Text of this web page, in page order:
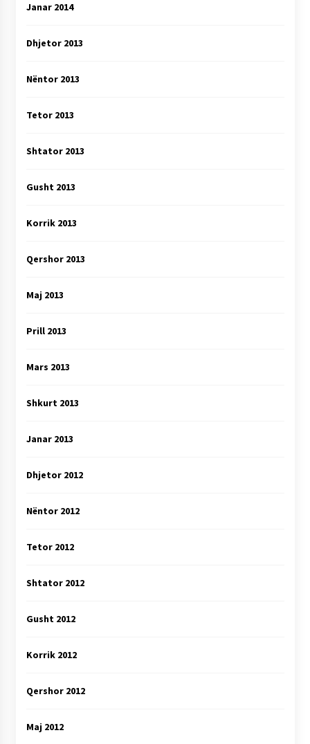
Janar 2014
Dhjetor 2013
Nëntor 2013
Tetor 2013
Shtator 2013
Gusht 2013
Korrik 2013
Qershor 2013
Maj 2013
Prill 2013
Mars 2013
Shkurt 2013
Janar 2013
Dhjetor 2012
Nëntor 2012
Tetor 2012
Shtator 2012
Gusht 2012
Korrik 2012
Qershor 2012
Maj 2012